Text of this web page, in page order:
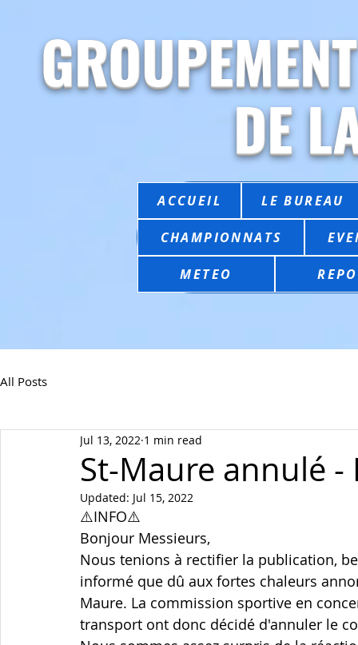
DE
ACCUEIL LE BUREAU
CHAMPIONNATS
METEO
All Posts
St-Maure annulé -
Jul 13, 2022 1 min read
Updated: Jul 15, 2022
⚠️INFO⚠️
Bonjour Messieurs,
Nous tenions à rectifier la publication,
informé que dû aux fortes chaleurs
Maure. La commission sportive en
transport ont donc décidé d'annuler le